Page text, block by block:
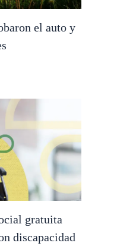
el auto y
gratuita
discapacidad